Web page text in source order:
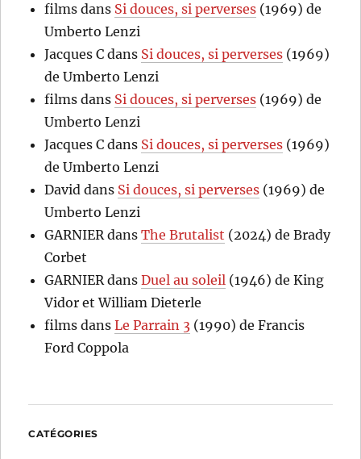
films dans Si douces, si perverses (1969) de
Umberto Lenzi
Jacques C dans Si douces, si perverses (1969)
de Umberto Lenzi
films dans Si douces, si perverses (1969) de
Umberto Lenzi
Jacques C dans Si douces, si perverses (1969)
de Umberto Lenzi
David dans Si douces, si perverses (1969) de
Umberto Lenzi
GARNIERdansThe Brutalist (2024) de Brady
Corbet
GARNIERdansDuel au soleil (1946) de King
Vidor et William Dieterle
films dansLe Parrain 3 (1990) de Francis
Ford Coppola
CATÉGORIES